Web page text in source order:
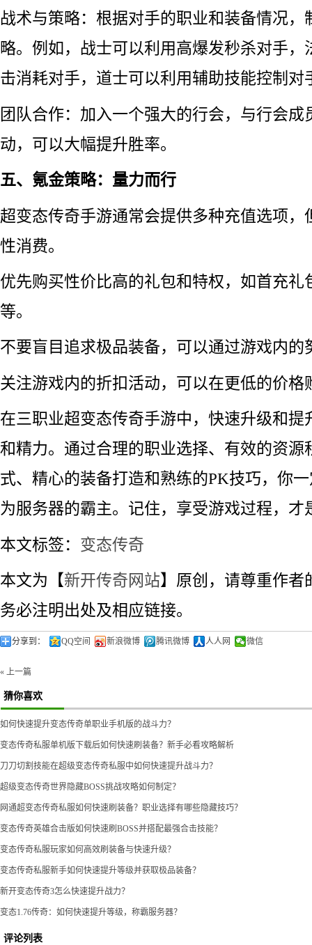
战术与策略：根据对手的职业和装备情况，
略。例如，战士可以利用高爆发秒杀对手，
击消耗对手，道士可以利用辅助技能控制对
团队合作：加入一个强大的行会，与行会成
动，可以大幅提升胜率。
五、氪金策略：量力而行
超变态传奇手游通常会提供多种充值选项，
性消费。
优先购买性价比高的礼包和特权，如首充礼
等。
不要盲目追求极品装备，可以通过游戏内的
关注游戏内的折扣活动，可以在更低的价格
在三职业超变态传奇手游中，快速升级和提
和精力。通过合理的职业选择、有效的资源
式、精心的装备打造和熟练的PK技巧，你
为服务器的霸主。记住，享受游戏过程，才
本文标签： 变态传奇
本文为【新开传奇网站】原创，请尊重作者
务必注明出处及相应链接。
分享到： QQ空间 新浪微博 腾讯微博 人人网 微信
« 上一篇
猜你喜欢
如何快速提升变态传奇单职业手机版的战斗力？
变态传奇私服单机版下载后如何快速刷装备？新手必看攻略解析
刀刀切割技能在超级变态传奇私服中如何快速提升战斗力？
超级变态传奇世界隐藏BOSS挑战攻略如何制定？
网通超变态传奇私服如何快速刷装备？职业选择有哪些隐藏技巧？
变态传奇英雄合击版如何快速刷BOSS并搭配最强合击技能？
变态传奇私服玩家如何高效刷装备与快速升级？
变态传奇私服新手如何快速提升等级并获取极品装备？
新开变态传奇3怎么快速提升战力？
变态1.76传奇：如何快速提升等级，称霸服务器？
评论列表